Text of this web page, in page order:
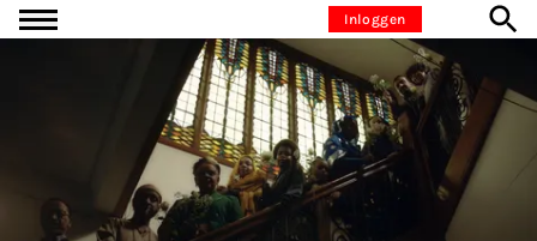
Ga naar inhoudInloggen